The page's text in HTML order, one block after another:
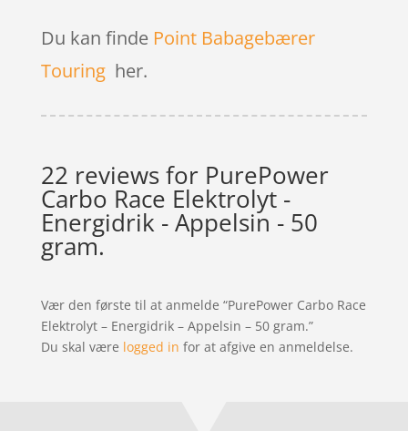
Du kan finde Point Babagebærer
Touringher.
22 reviews for PurePower
Carbo Race Elektrolyt -
Energidrik - Appelsin - 50
gram.
Vær den første til at anmelde “PurePower Carbo Race
Elektrolyt – Energidrik – Appelsin – 50 gram.”
Du skal være logged in for at afgive en anmeldelse.